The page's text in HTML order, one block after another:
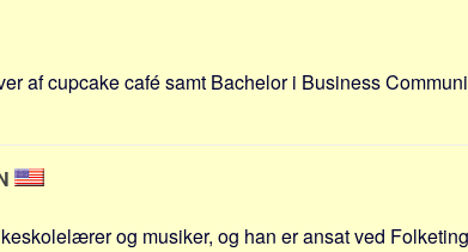
af cupcake café samt Bachelor i Business
og musiker, og han er ansat ved